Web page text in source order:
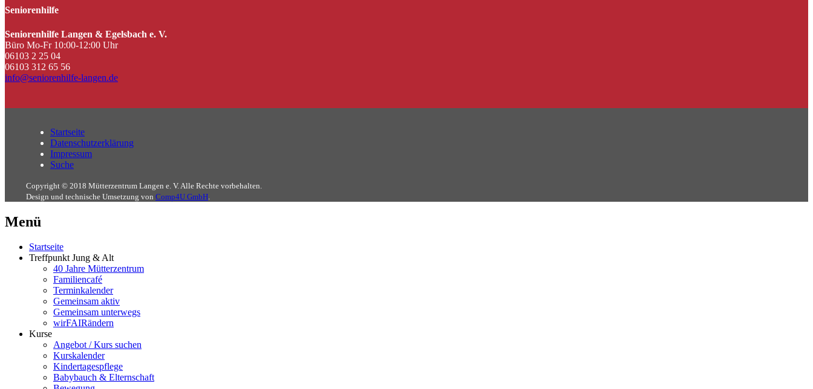
Seniorenhilfe
Seniorenhilfe Langen & Egelsbach e. V.
Büro Mo-Fr 10:00-12:00 Uhr
06103 2 25 04
06103 312 65 56
info@seniorenhilfe-langen.de
Startseite
Datenschutzerklärung
Impressum
Suche
Copyright © 2018 Mütterzentrum Langen e. V. Alle Rechte vorbehalten.
Design und technische Umsetzung von Comp4U GmbH
Menü
Startseite
Treffpunkt Jung & Alt
40 Jahre Mütterzentrum
Familiencafé
Terminkalender
Gemeinsam aktiv
Gemeinsam unterwegs
wirFAIRändern
Kurse
Angebot / Kurs suchen
Kurskalender
Kindertagespflege
Babybauch & Elternschaft